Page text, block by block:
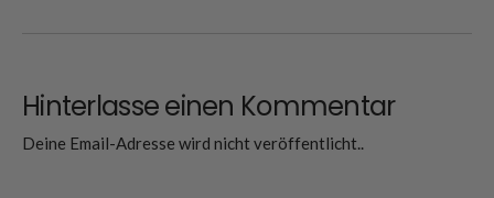
Hinterlasse einen Kommentar
Deine Email-Adresse wird nicht veröffentlicht..